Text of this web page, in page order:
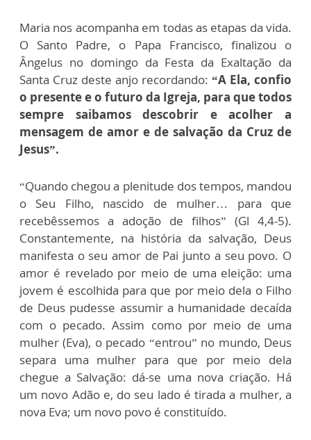
Maria nos acompanha em todas as etapas da vida.
O Santo Padre, o Papa Francisco, finalizou o
Ângelus no domingo da Festa da Exaltação da
Santa Cruz deste anjo recordando: “A Ela, confio
o presente e o futuro da Igreja, para que todos
sempre saibamos descobrir e acolher a
mensagem de amor e de salvação da Cruz de
Jesus”.
“Quando chegou a plenitude dos tempos, mandou
o Seu Filho, nascido de mulher… para que
recebêssemos a adoção de filhos” (Gl 4,4-5).
Constantemente, na história da salvação, Deus
manifesta o seu amor de Pai junto a seu povo. O
amor é revelado por meio de uma eleição: uma
jovem é escolhida para que por meio dela o Filho
de Deus pudesse assumir a humanidade decaída
com o pecado. Assim como por meio de uma
mulher (Eva), o pecado “entrou” no mundo, Deus
separa uma mulher para que por meio dela
chegue a Salvação: dá-se uma nova criação. Há
um novo Adão e, do seu lado é tirada a mulher, a
nova Eva; um novo povo é constituído.